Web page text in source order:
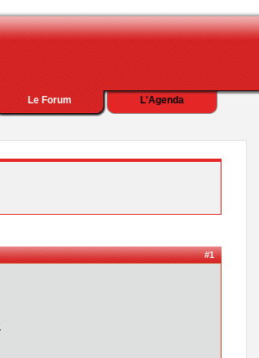
L'Agenda
Le Forum
#1